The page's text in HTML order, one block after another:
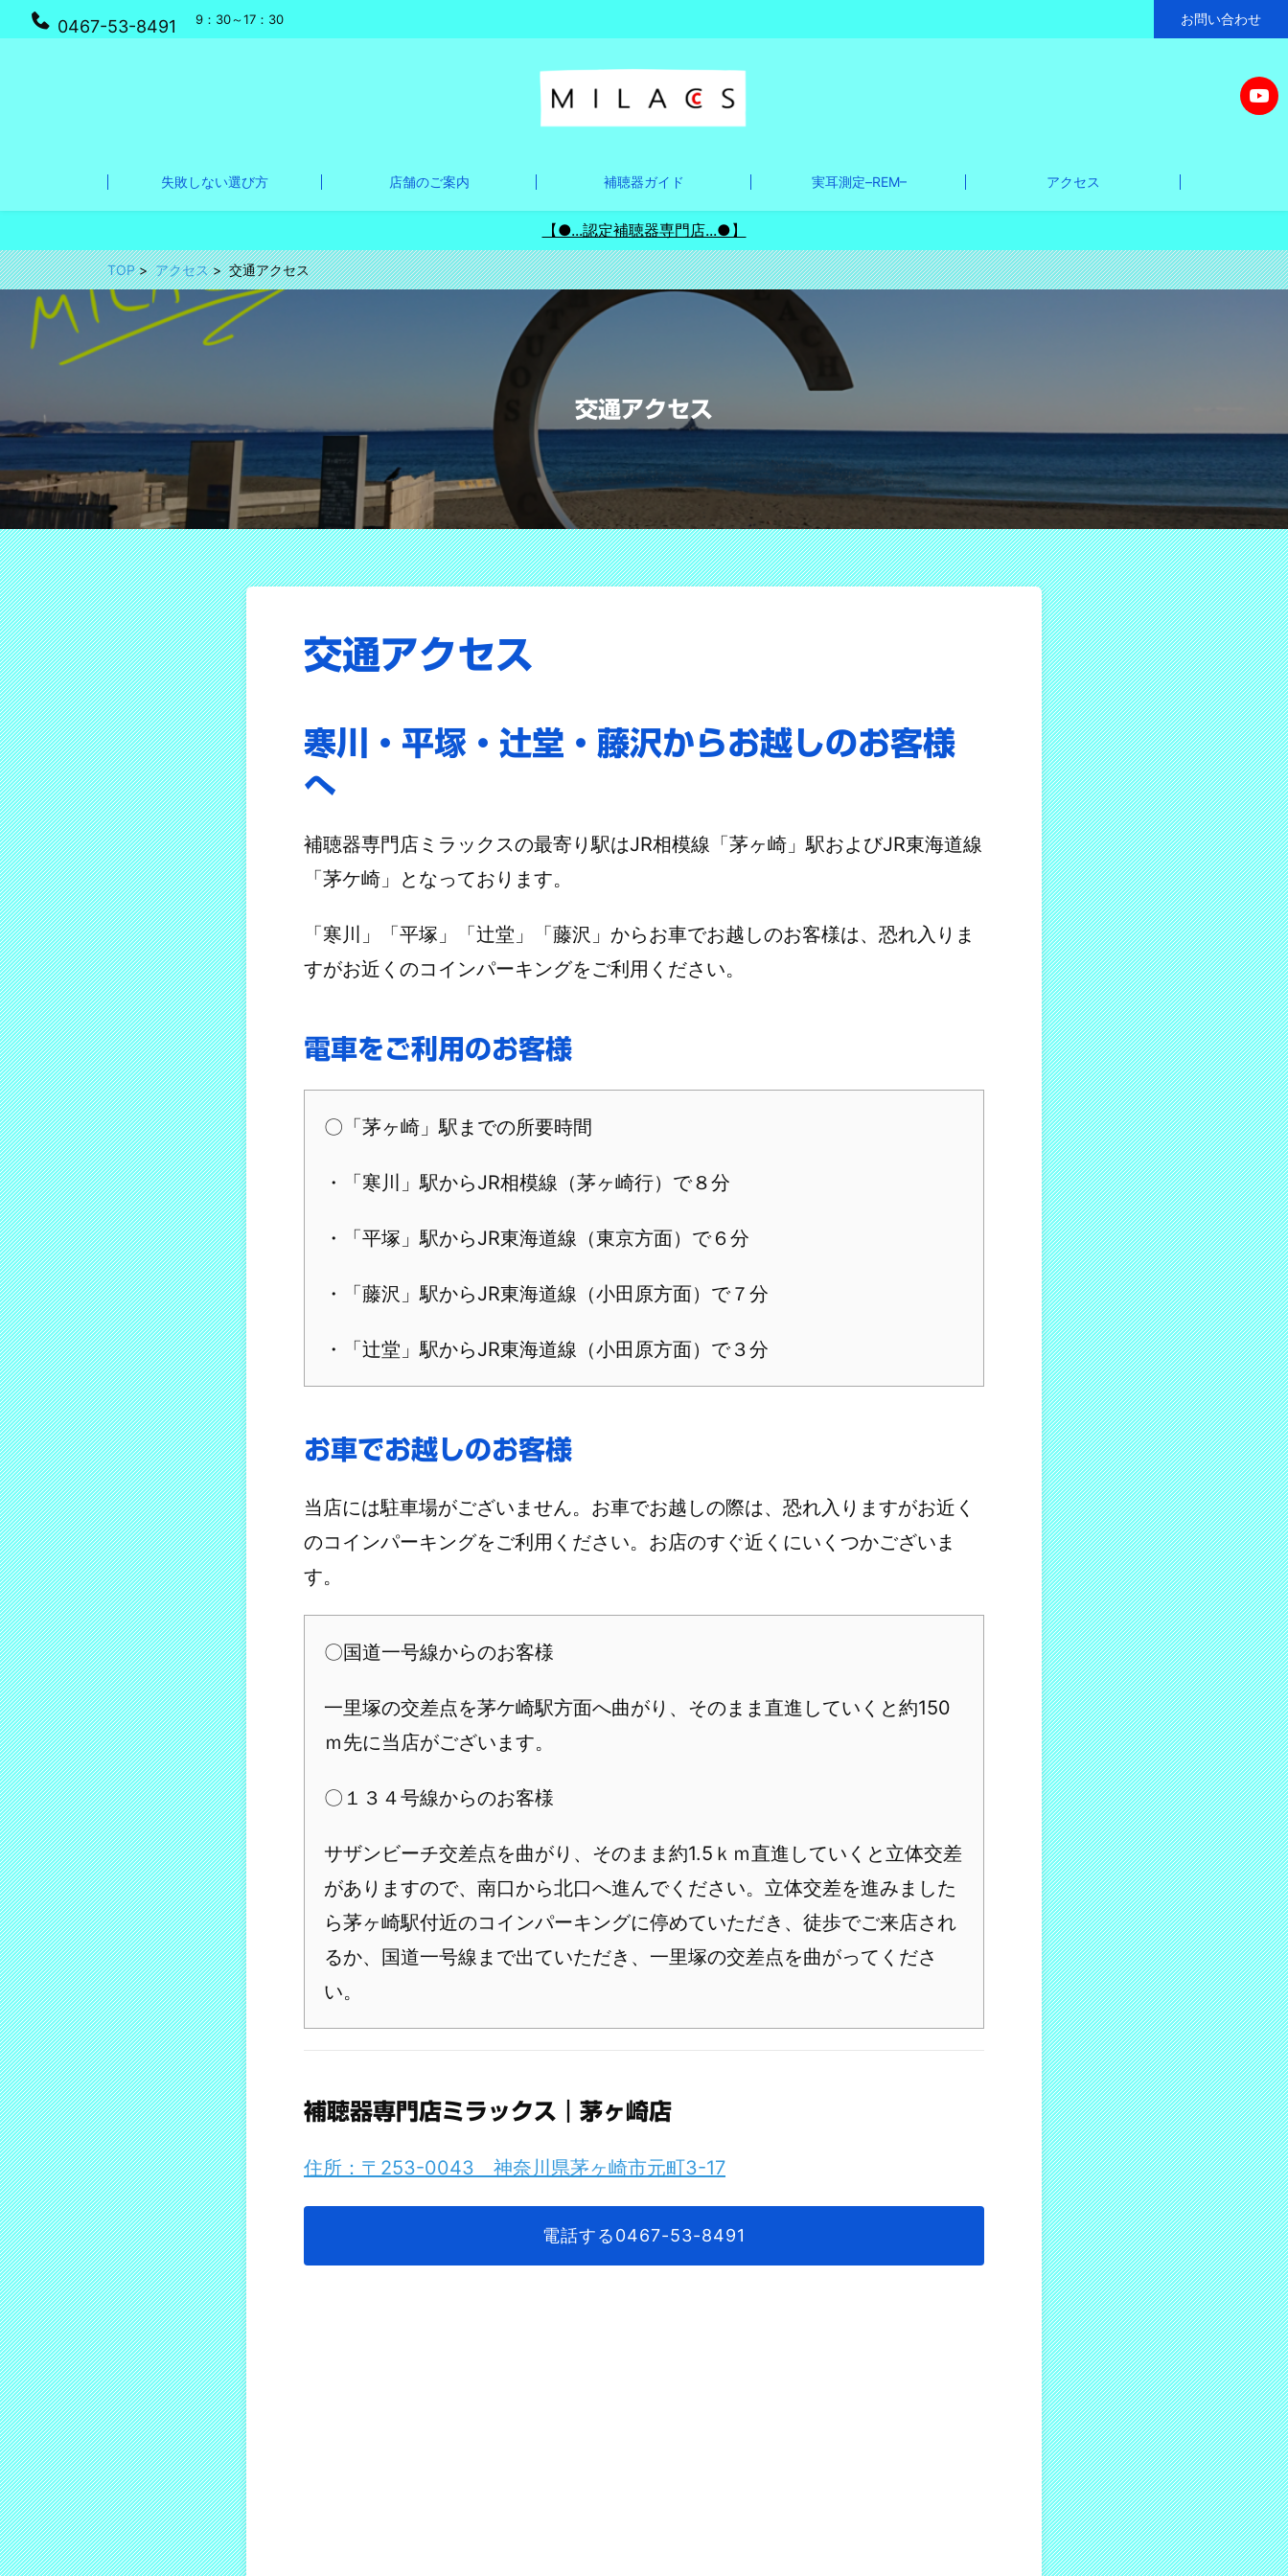
0467-53-8491 9：30～17：30 お問い合わせ
失敗しない選び方 店舗のご案内 補聴器ガイド 実耳測定–REM– アクセス
【●...認定補聴器専門店...●】
TOP アクセス 交通アクセス
交通アクセス
交通アクセス
寒川・平塚・辻堂・藤沢からお越しのお客様
へ
補聴器専門店ミラックスの最寄り駅はJR相模線「茅ヶ崎」駅およびJR東海道線
「茅ケ崎」となっております。
「寒川」「平塚」「辻堂」「藤沢」からお車でお越しのお客様は、恐れ入りま
すがお近くのコインパーキングをご利用ください。
電車をご利用のお客様
〇「茅ヶ崎」駅までの所要時間
・「寒川」駅からJR相模線（茅ヶ崎行）で８分
・「平塚」駅からJR東海道線（東京方面）で６分
・「藤沢」駅からJR東海道線（小田原方面）で７分
・「辻堂」駅からJR東海道線（小田原方面）で３分
お車でお越しのお客様
当店には駐車場がございません。お車でお越しの際は、恐れ入りますがお近く
のコインパーキングをご利用ください。お店のすぐ近くにいくつかございま
す。
〇国道一号線からのお客様
一里塚の交差点を茅ケ崎駅方面へ曲がり、そのまま直進していくと約150
ｍ先に当店がございます。
〇１３４号線からのお客様
サザンビーチ交差点を曲がり、そのまま約1.5ｋｍ直進していくと立体交差
がありますので、南口から北口へ進んでください。立体交差を進みました
ら茅ヶ崎駅付近のコインパーキングに停めていただき、徒歩でご来店され
るか、国道一号線まで出ていただき、一里塚の交差点を曲がってくださ
い。
補聴器専門店ミラックス｜茅ヶ崎店
住所：〒253-0043 神奈川県茅ヶ崎市元町3-17
電話する0467-53-8491